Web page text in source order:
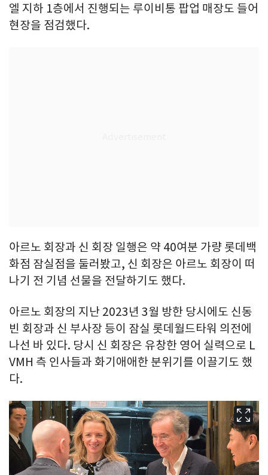
엘 지하 1층에서 진행되는 루이비통 팝업 매장도 들어
현장을 점검했다.
아르노 회장과 신 회장 일행은 약 40여분 가량 롯데백
화점 잠실점을 둘러봤고, 신 회장은 아르노 회장이 떠
나기 전 기념 선물을 전달하기도 했다.
아르노 회장의 지난 2023년 3월 방한 당시에도 신동
빈 회장과 신 부사장 등이 잠실 롯데월드타워 의전에
나선 바 있다. 당시 신 회장은 유창한 영어 실력으로 L
VMH 측 인사들과 화기애애한 분위기를 이끌기도 했
다.